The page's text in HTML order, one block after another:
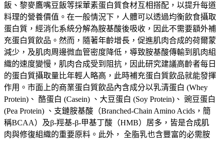
飯、黎麥鷹嘴豆飯等採葷素蛋白質食材互相搭配，以提升每道
料理的營養價值。在一般情況下，人體可以透過均衡飲食攝取
蛋白質，經消化系統分解為胺基酸後吸收，因此不需要額外補
充蛋白質飲品。然而，隨著年齡增長，促進肌肉合成的荷爾蒙
減少，及肌肉周邊微血管密度降低，導致胺基酸傳輸到肌肉組
織的速度變慢，肌肉合成受到阻抗，因此研究建議高齡者每日
的蛋白質攝取量比年輕人略高，此時補充蛋白質飲品就能發揮
作用。市面上的商業蛋白質飲品內含成分以乳清蛋白 (Whey
Protein)、 酪蛋白 (Casein) 、大豆蛋白 (Soy Protein)、 豌豆蛋白
(Pea Protein) 、支鏈胺基酸（Branched-Chain Amino Acids，簡
稱BCAA）及β-羥基-β-甲基丁酸（HMB）居多，皆是合成肌
肉與修復組織的重要原料。此外， 全脂乳也含豐富的必需胺